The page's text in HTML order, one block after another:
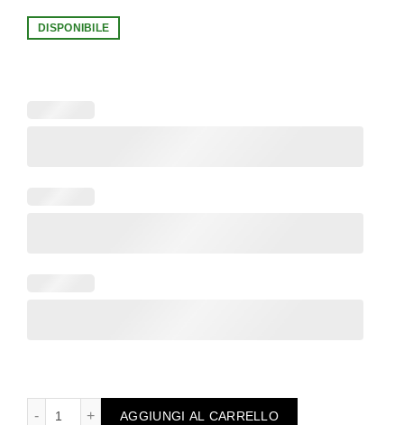
DISPONIBILE
Targa regalo maestra personalizzabile in legno bambini
AGGIUNGI AL CARRELLO